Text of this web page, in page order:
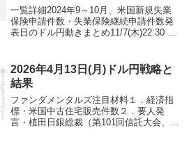
一覧詳細2024年9～10月、米国新規失業
保険申請件数・失業保険継続申請件数発
表日のドル円動きまとめ11/7(木)22:30 経
数を示す指標。失業率や非農業部門雇用
者数...
2026年4月13日(月)ドル円戦略と
結果
ファンダメンタルズ注目材料１．経済指
標・米国中古住宅販売件数２．要人発
言・植田日銀総裁（第101回信託大会、氷